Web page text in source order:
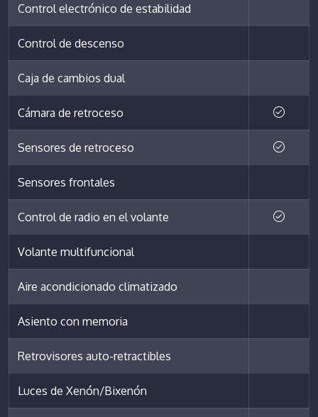
Control electrónico de estabilidad
Control de descenso
Caja de cambios dual
Cámara de retroceso
Sensores de retroceso
Sensores frontales
Control de radio en el volante
Volante multifuncional
Aire acondicionado climatizado
Asiento con memoria
Retrovisores auto-retractibles
Luces de Xenón/Bixenón